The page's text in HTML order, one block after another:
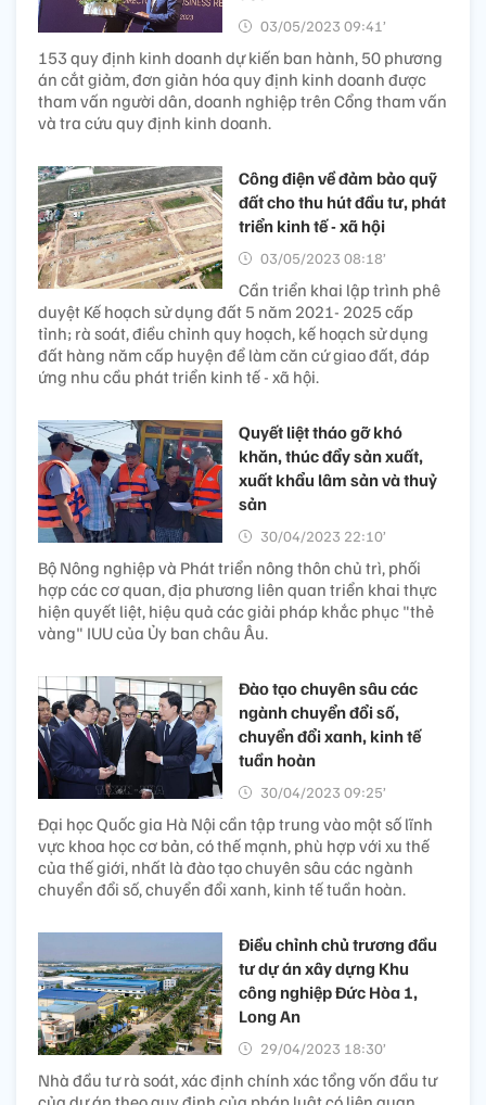
03/05/2023 09:41’
153 quy định kinh doanh dự kiến ban hành, 50 phương
án cắt giảm, đơn giản hóa quy định kinh doanh được
tham vấn người dân, doanh nghiệp trên Cổng tham vấn
và tra cứu quy định kinh doanh.
Công điện về đảm bảo quỹ
đất cho thu hút đầu tư, phát
triển kinh tế - xã hội
03/05/2023 08:18’
Cần triển khai lập trình phê
duyệt Kế hoạch sử dụng đất 5 năm 2021- 2025 cấp
tỉnh; rà soát, điều chỉnh quy hoạch, kế hoạch sử dụng
đất hàng năm cấp huyện để làm căn cứ giao đất, đáp
ứng nhu cầu phát triển kinh tế - xã hội.
Quyết liệt tháo gỡ khó
khăn, thúc đẩy sản xuất,
xuất khẩu lâm sản và thuỷ
sản
30/04/2023 22:10’
Bộ Nông nghiệp và Phát triển nông thôn chủ trì, phối
hợp các cơ quan, địa phương liên quan triển khai thực
hiện quyết liệt, hiệu quả các giải pháp khắc phục "thẻ
vàng" IUU của Ủy ban châu Âu.
Đào tạo chuyên sâu các
ngành chuyển đổi số,
chuyển đổi xanh, kinh tế
tuần hoàn
30/04/2023 09:25’
Đại học Quốc gia Hà Nội cần tập trung vào một số lĩnh
vực khoa học cơ bản, có thế mạnh, phù hợp với xu thế
của thế giới, nhất là đào tạo chuyên sâu các ngành
chuyển đổi số, chuyển đổi xanh, kinh tế tuần hoàn.
Điều chỉnh chủ trương đầu
tư dự án xây dựng Khu
công nghiệp Đức Hòa 1,
Long An
29/04/2023 18:30’
Nhà đầu tư rà soát, xác định chính xác tổng vốn đầu tư